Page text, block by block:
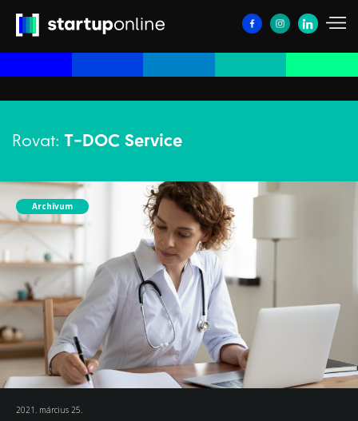
Rovat: T-DOC Service
Archívum
2021. március 25.